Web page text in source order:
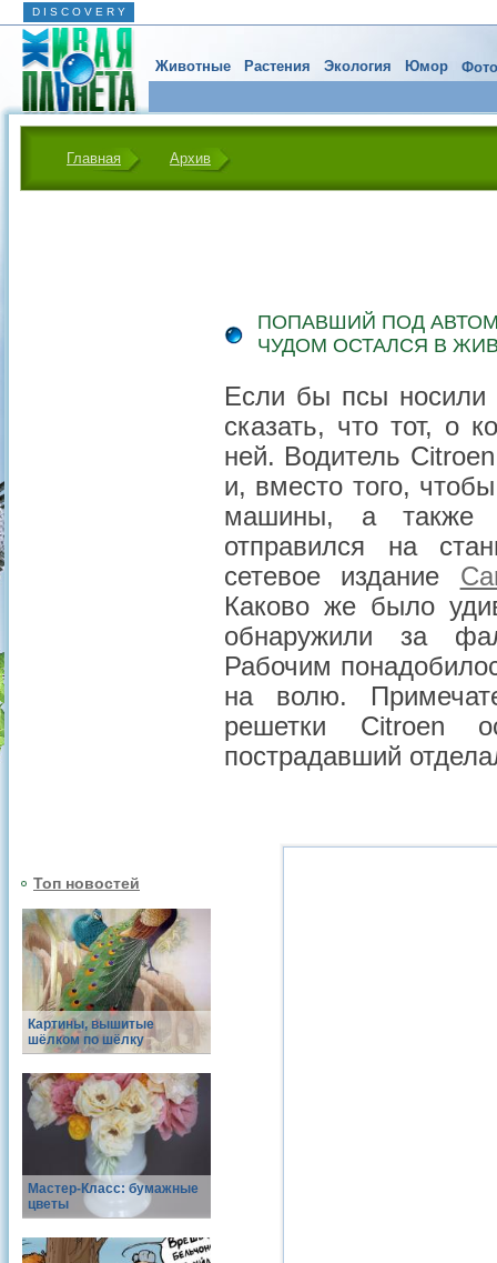
D I S C O V E R Y
Животные Растения Экология Юмор
Главная Архив
Топ новостей
Картины, вышитые
шёлком по шёлку
Мастер-Класс: бумажные
цветы
ПОПАВШИЙ ПОД
ЧУДОМ ОСТАЛСЯ В
Если бы псы
сказать, что тот, о
ней. Водитель
и, вместо того,
машины, а также
отправился на
сетевое издание
Каково же было
обнаружили за
Рабочим
на волю.
решетки Citroen
пострадавший